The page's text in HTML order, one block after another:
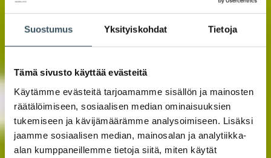
Suostumus Yksityiskohdat Tietoja
Tämä sivusto käyttää evästeitä
Käytämme evästeitä tarjoamamme sisällön ja mainosten
räätälöimiseen, sosiaalisen median ominaisuuksien
tukemiseen ja kävijämäärämme analysoimiseen. Lisäksi
jaamme sosiaalisen median, mainosalan ja analytiikka-
alan kumppaneillemme tietoja siitä, miten käytät